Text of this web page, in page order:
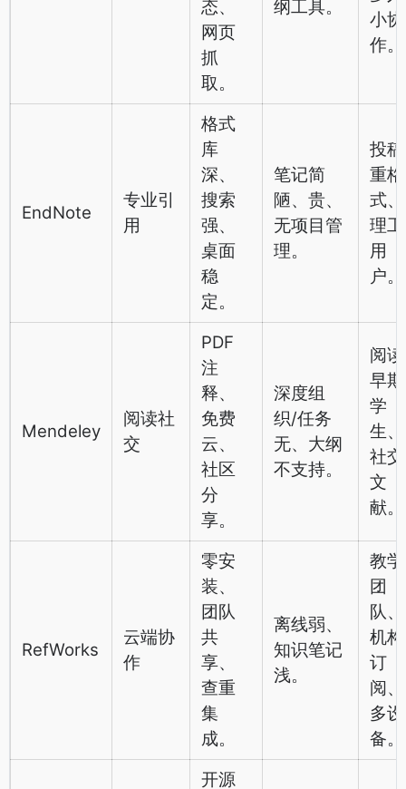
态、
网页
抓
取。
纲工具。
小协
作。
EndNote
专业引
用
格式
库
深、
搜索
强、
桌面
稳
定。
笔记简
陋、贵、
无项目管
理。
投稿
重格
式、
理工
用
户。
Mendeley
阅读社
交
PDF
注
释、
免费
云、
社区
分
享。
深度组
织/任务
无、大纲
不支持。
阅
早期
学
生、
社交
文
献。
RefWorks
云端协
作
零安
装、
团队
共
享、
查重
集
成。
离线弱、
知识笔记
浅。
教学
团
队、
机构
订
阅、
多设
备。
开源